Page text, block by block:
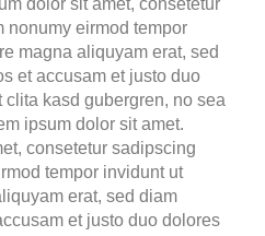
nonumy eirmod tempor
magna aliquyam erat, sed
et accusam et justo duo
kasd gubergren, no sea
ipsum dolor sit amet.
consetetur sadipscing
tempor invidunt ut
erat, sed diam
et justo duo dolores